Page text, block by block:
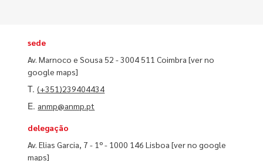
sede
Av. Marnoco e Sousa 52 - 3004 511 Coimbra[ver no
google maps]
T.(+351)239404434
E. anmp@anmp.pt
delegação
Av. Elias Garcia, 7 - 1º - 1000 146 Lisboa[ver no google
maps]